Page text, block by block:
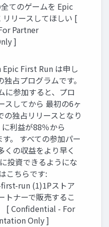
てのゲームを Epic
リースしてほしい [
Partner
]
First Run は申し
占プログラムです。
に参加すると、プロ
スしてから 最初の6ヶ
の独占リリースとなり
利益が88％から
。 すべての参加パー
くの収益をより早く
投資できるようにな
こちらです:
run (1)1Pストア
トナーで販売するこ
[ Confidential - For
Only ]